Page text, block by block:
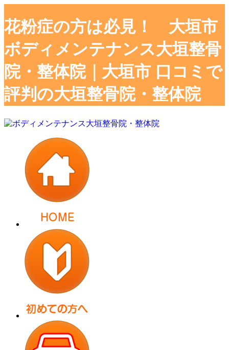
花粉症の方は必見！ 大垣市
ボディメンテナンス大垣整骨
院・整体院｜大垣市 口コミで
評判の大垣整骨院・整体院